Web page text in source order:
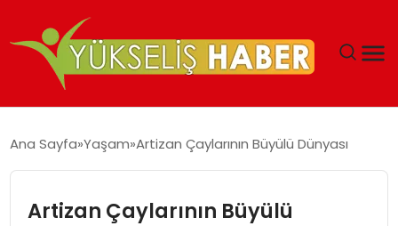
MALIYETLERINI AZALTIYOR’
Ana Sayfa Yaşam Artizan Çaylarının Büyülü Dünyası
Artizan Çaylarının Büyülü